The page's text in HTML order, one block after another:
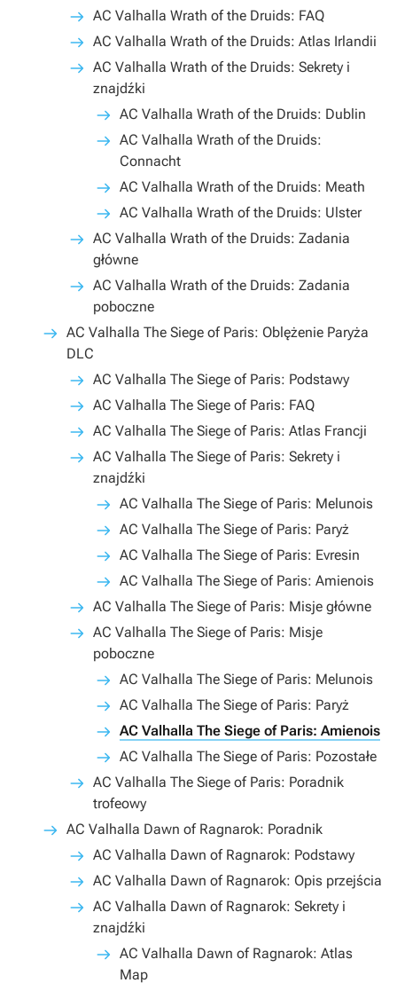
AC Valhalla Wrath of the Druids: FAQ
AC Valhalla Wrath of the Druids: Atlas Irlandii
AC Valhalla Wrath of the Druids: Sekrety i
znajdźki
AC Valhalla Wrath of the Druids: Dublin
AC Valhalla Wrath of the Druids:
Connacht
AC Valhalla Wrath of the Druids: Meath
AC Valhalla Wrath of the Druids: Ulster
AC Valhalla Wrath of the Druids: Zadania
główne
AC Valhalla Wrath of the Druids: Zadania
poboczne
AC Valhalla The Siege of Paris: Oblężenie Paryża
DLC
AC Valhalla The Siege of Paris: Podstawy
AC Valhalla The Siege of Paris: FAQ
AC Valhalla The Siege of Paris: Atlas Francji
AC Valhalla The Siege of Paris: Sekrety i
znajdźki
AC Valhalla The Siege of Paris: Melunois
AC Valhalla The Siege of Paris: Paryż
AC Valhalla The Siege of Paris: Evresin
AC Valhalla The Siege of Paris: Amienois
AC Valhalla The Siege of Paris: Misje główne
AC Valhalla The Siege of Paris: Misje
poboczne
AC Valhalla The Siege of Paris: Melunois
AC Valhalla The Siege of Paris: Paryż
AC Valhalla The Siege of Paris: Amienois
AC Valhalla The Siege of Paris: Pozostałe
AC Valhalla The Siege of Paris: Poradnik
trofeowy
AC Valhalla Dawn of Ragnarok: Poradnik
AC Valhalla Dawn of Ragnarok: Podstawy
AC Valhalla Dawn of Ragnarok: Opis przejścia
AC Valhalla Dawn of Ragnarok: Sekrety i
znajdźki
AC Valhalla Dawn of Ragnarok: Atlas
Map